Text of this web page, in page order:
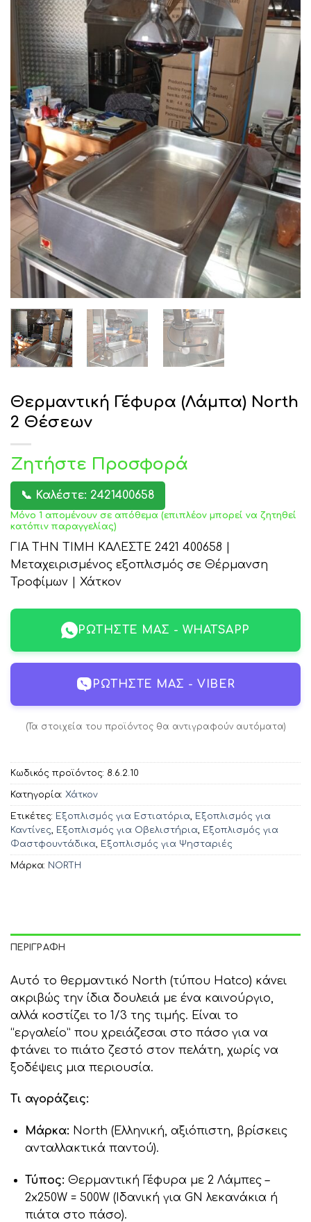
Θερμαντική Γέφυρα (Λάμπα) North
2 Θέσεων
Ζητήστε Προσφορά
📞 Καλέστε: 2421400658
Μόνο 1 απομένουν σε απόθεμα (επιπλέον μπορεί να ζητηθεί
κατόπιν παραγγελίας)
ΓΙΑ ΤΗΝ ΤΙΜΗ ΚΑΛΕΣΤΕ 2421 400658 |
Μεταχειρισμένος εξοπλισμός σε Θέρμανση
Τροφίμων | Χάτκον
ΡΩΤΉΣΤΕ ΜΑΣ - WHATSAPP
ΡΩΤΉΣΤΕ ΜΑΣ - VIBER
(Τα στοιχεία του προϊόντος θα αντιγραφούν αυτόματα)
Κωδικός προϊόντος: 8.6.2.10
Κατηγορία: Χάτκον
Ετικέτες: Εξοπλισμός για Εστιατόρια
Εξοπλισμός για
Καντίνες
Εξοπλισμός για Οβελιστήρια
Εξοπλισμός για
Φαστφουντάδικα
Εξοπλισμός για Ψησταριές
Μάρκα: NORTH
ΠΕΡΙΓΡΑΦΉ
Αυτό το θερμαντικό North (τύπου Hatco) κάνει
ακριβώς την ίδια δουλειά με ένα καινούργιο,
αλλά κοστίζει το 1/3 της τιμής. Είναι το
“εργαλείο” που χρειάζεσαι στο πάσο για να
φτάνει το πιάτο ζεστό στον πελάτη, χωρίς να
ξοδέψεις μια περιουσία.
Τι αγοράζεις:
Μάρκα: North (Ελληνική, αξιόπιστη, βρίσκεις
ανταλλακτικά παντού).
Τύπος: Θερμαντική Γέφυρα με 2 Λάμπες –
2x250W = 500W (Ιδανική για GN λεκανάκια ή
πιάτα στο πάσο).